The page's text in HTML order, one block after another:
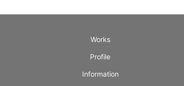
Works
Profile
Information